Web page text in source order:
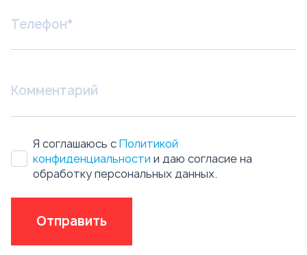
конфиденциальностии даю согласие на
Отправить